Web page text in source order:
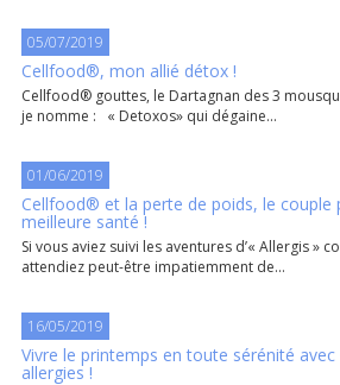
05/07/2019
Cellfood®, mon allié détox !
Cellfood® gouttes, le Dartagnan des 3
je nomme : « Detoxos» qui dégaine...
01/06/2019
Cellfood® et la perte de poids, le couple
meilleure santé !
Si vous aviez suivi les aventures d’« Allergis »
attendiez peut-être impatiemment de...
16/05/2019
Vivre le printemps en toute sérénité
allergies !